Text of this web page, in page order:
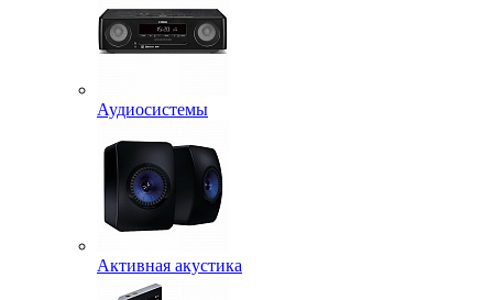
Аудиосистемы
Активная акустика